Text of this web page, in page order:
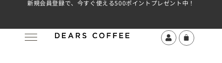
新規会員登録で、今すぐ使える500ポイントプレゼント中！